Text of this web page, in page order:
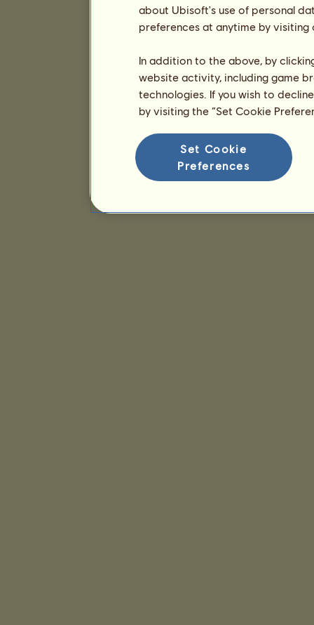
about Ubisoft's use of personal
preferences at anytime by
In addition to the above, by
website activity, including game
technologies. If you wish to
by visiting the “Set Cookie
Set Cookie
Preferences